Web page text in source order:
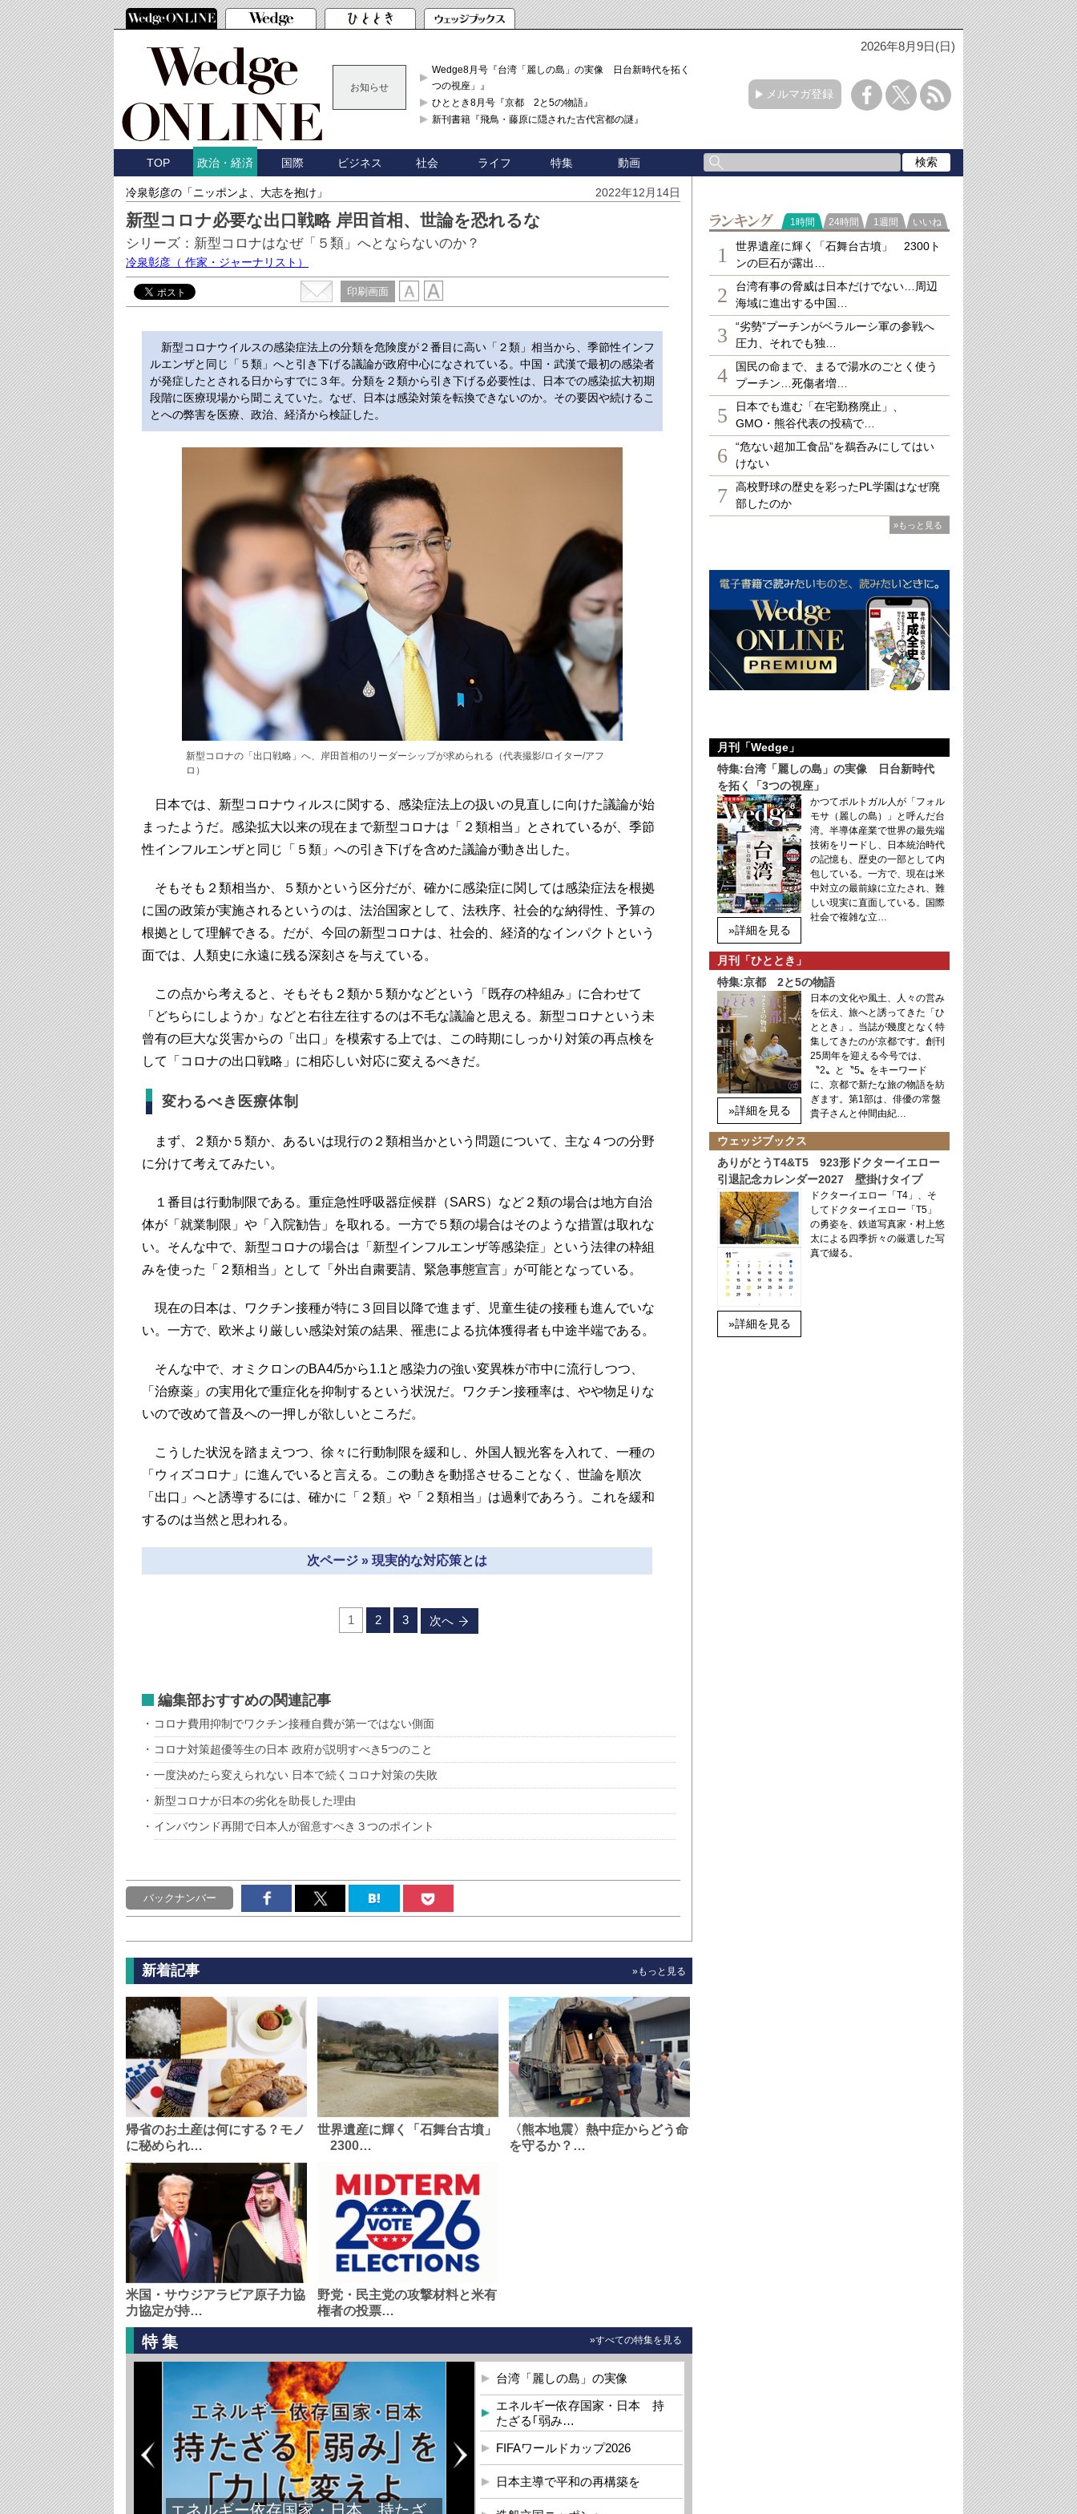
2026年8月9日(日)
お知らせ
Wedge8月号『台湾「麗しの島」の実像 日台新時代を拓く「3
つの視座」』
ひととき8月号『京都 2と5の物語』
新刊書籍『飛鳥・藤原に隠された古代宮都の謎』
メルマガ登録
TOP 政治・経済 国際 ビジネス 社会 ライフ 特集 動画
冷泉彰彦の「ニッポンよ、大志を抱け」 2022年12月14日
新型コロナ必要な出口戦略 岸田首相、世論を恐れるな
シリーズ：新型コロナはなぜ「５類」へとならないのか？
冷泉彰彦 （ 作家・ジャーナリスト）
印刷画面
新型コロナウイルスの感染症法上の分類を危険度が２番目に高い「２類」相当から、季節性インフ
ルエンザと同じ「５類」へと引き下げる議論が政府中心になされている。中国・武漢で最初の感染者
が発症したとされる日からすでに３年。分類を２類から引き下げる必要性は、日本での感染拡大初期
段階に医療現場から聞こえていた。なぜ、日本は感染対策を転換できないのか。その要因や続けるこ
とへの弊害を医療、政治、経済から検証した。
新型コロナの「出口戦略」へ、岸田首相のリーダーシップが求められる（代表撮影/ロイター/アフ
ロ）
日本では、新型コロナウィルスに関する、感染症法上の扱いの見直しに向けた議論が始
まったようだ。感染拡大以来の現在まで新型コロナは「２類相当」とされているが、季節
性インフルエンザと同じ「５類」への引き下げを含めた議論が動き出した。
そもそも２類相当か、５類かという区分だが、確かに感染症に関しては感染症法を根拠
に国の政策が実施されるというのは、法治国家として、法秩序、社会的な納得性、予算の
根拠として理解できる。だが、今回の新型コロナは、社会的、経済的なインパクトという
面では、人類史に永遠に残る深刻さを与えている。
この点から考えると、そもそも２類か５類かなどという「既存の枠組み」に合わせて
「どちらにしようか」などと右往左往するのは不毛な議論と思える。新型コロナという未
曾有の巨大な災害からの「出口」を模索する上では、この時期にしっかり対策の再点検を
して「コロナの出口戦略」に相応しい対応に変えるべきだ。
変わるべき医療体制
まず、２類か５類か、あるいは現行の２類相当かという問題について、主な４つの分野
に分けて考えてみたい。
１番目は行動制限である。重症急性呼吸器症候群（SARS）など２類の場合は地方自治
体が「就業制限」や「入院勧告」を取れる。一方で５類の場合はそのような措置は取れな
い。そんな中で、新型コロナの場合は「新型インフルエンザ等感染症」という法律の枠組
みを使った「２類相当」として「外出自粛要請、緊急事態宣言」が可能となっている。
現在の日本は、ワクチン接種が特に３回目以降で進まず、児童生徒の接種も進んでいな
い。一方で、欧米より厳しい感染対策の結果、罹患による抗体獲得者も中途半端である。
そんな中で、オミクロンのBA4/5から1.1と感染力の強い変異株が市中に流行しつつ、
「治療薬」の実用化で重症化を抑制するという状況だ。ワクチン接種率は、やや物足りな
いので改めて普及への一押しが欲しいところだ。
こうした状況を踏まえつつ、徐々に行動制限を緩和し、外国人観光客を入れて、一種の
「ウィズコロナ」に進んでいると言える。この動きを動揺させることなく、世論を順次
「出口」へと誘導するには、確かに「２類」や「２類相当」は過剰であろう。これを緩和
するのは当然と思われる。
次ページ » 現実的な対応策とは
1 2 3 次へ
編集部おすすめの関連記事
コロナ費用抑制でワクチン接種自費が第一ではない側面
コロナ対策超優等生の日本 政府が説明すべき5つのこと
一度決めたら変えられない 日本で続くコロナ対策の失敗
新型コロナが日本の劣化を助長した理由
インバウンド再開で日本人が留意すべき３つのポイント
バックナンバー
新着記事 »もっと見る
帰省のお土産は何にする？モノ
に秘められ…
世界遺産に輝く「石舞台古墳」
2300…
〈熊本地震〉熱中症からどう命
を守るか？…
米国・サウジアラビア原子力協
力協定が持…
野党・民主党の攻撃材料と米有
権者の投票…
特集 »すべての特集を見る
エネルギー依存国家・日本 持たざ
台湾「麗しの島」の実像
エネルギー依存国家・日本 持
たざる｢弱み…
FIFAワールドカップ2026
日本主導で平和の再構築を
ランキング
1時間 24時間 1週間 いいね
1
世界遺産に輝く「石舞台古墳」 2300ト
ンの巨石が露出…
2
台湾有事の脅威は日本だけでない…周辺
海域に進出する中国…
3
“劣勢”プーチンがベラルーシ軍の参戦へ
圧力、それでも独…
4
国民の命まで、まるで湯水のごとく使う
プーチン…死傷者増…
5
日本でも進む「在宅勤務廃止」、
GMO・熊谷代表の投稿で…
6
“危ない超加工食品”を鵜呑みにしてはい
けない
7
高校野球の歴史を彩ったPL学園はなぜ廃
部したのか
»もっと見る
月刊「Wedge」
特集:台湾「麗しの島」の実像 日台新時代
を拓く「3つの視座」
»詳細を見る
かつてポルトガル人が「フォル
モサ（麗しの島）」と呼んだ台
湾。半導体産業で世界の最先端
技術をリードし、日本統治時代
の記憶も、歴史の一部として内
包している。一方で、現在は米
中対立の最前線に立たされ、難
しい現実に直面している。国際
社会で複雑な立…
月刊「ひととき」
特集:京都 2と5の物語
»詳細を見る
日本の文化や風土、人々の営み
を伝え、旅へと誘ってきた「ひ
ととき」。当誌が幾度となく特
集してきたのが京都です。創刊
25周年を迎える今号では、
〝2〟と〝5〟をキーワード
に、京都で新たな旅の物語を紡
ぎます。第1部は、俳優の常盤
貴子さんと仲間由紀…
ウェッジブックス
ありがとうT4&T5 923形ドクターイエロー
引退記念カレンダー2027 壁掛けタイプ
»詳細を見る
ドクターイエロー「T4」、そ
してドクターイエロー「T5」
の勇姿を、鉄道写真家・村上悠
太による四季折々の厳選した写
真で綴る。